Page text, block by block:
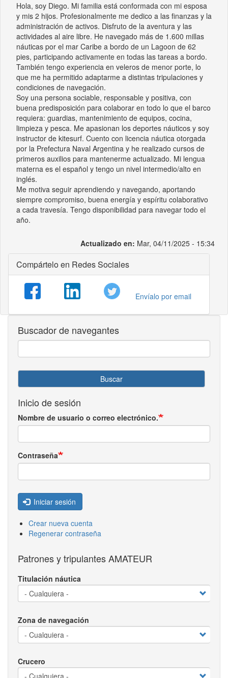
Hola, soy Diego. Mi familia está conformada con mi esposa
y mis 2 hijos. Profesionalmente me dedico a las finanzas y la
administración de activos. Disfruto de la aventura y las
actividades al aire libre. He navegado más de 1.600 millas
náuticas por el mar Caribe a bordo de un Lagoon de 62
pies, participando activamente en todas las tareas a bordo.
También tengo experiencia en veleros de menor porte, lo
que me ha permitido adaptarme a distintas tripulaciones y
condiciones de navegación.
Soy una persona sociable, responsable y positiva, con
buena predisposición para colaborar en todo lo que el barco
requiera: guardias, mantenimiento de equipos, cocina,
limpieza y pesca. Me apasionan los deportes náuticos y soy
instructor de kitesurf. Cuento con licencia náutica otorgada
por la Prefectura Naval Argentina y he realizado cursos de
primeros auxilios para mantenerme actualizado. Mi lengua
materna es el español y tengo un nivel intermedio/alto en
inglés.
Me motiva seguir aprendiendo y navegando, aportando
siempre compromiso, buena energía y espíritu colaborativo
a cada travesía. Tengo disponibilidad para navegar todo el
año.
Actualizado en: Mar, 04/11/2025 - 15:34
Compártelo en Redes Sociales
Envíalo por email
Buscador de navegantes
Buscar
Inicio de sesión
Nombre de usuario o correo electrónico.
Contraseña
Iniciar sesión
Crear nueva cuenta
Regenerar contraseña
Patrones y tripulantes AMATEUR
Titulación náutica
Zona de navegación
Crucero